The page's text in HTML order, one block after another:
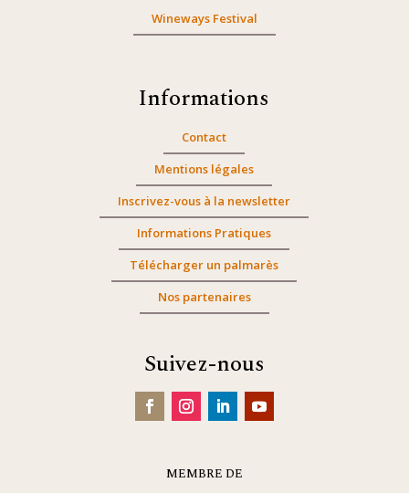
Wineways Festival
Informations
Contact
Mentions légales
Inscrivez-vous à la newsletter
Informations Pratiques
Télécharger un palmarès
Nos partenaires
Suivez-nous
MEMBRE DE